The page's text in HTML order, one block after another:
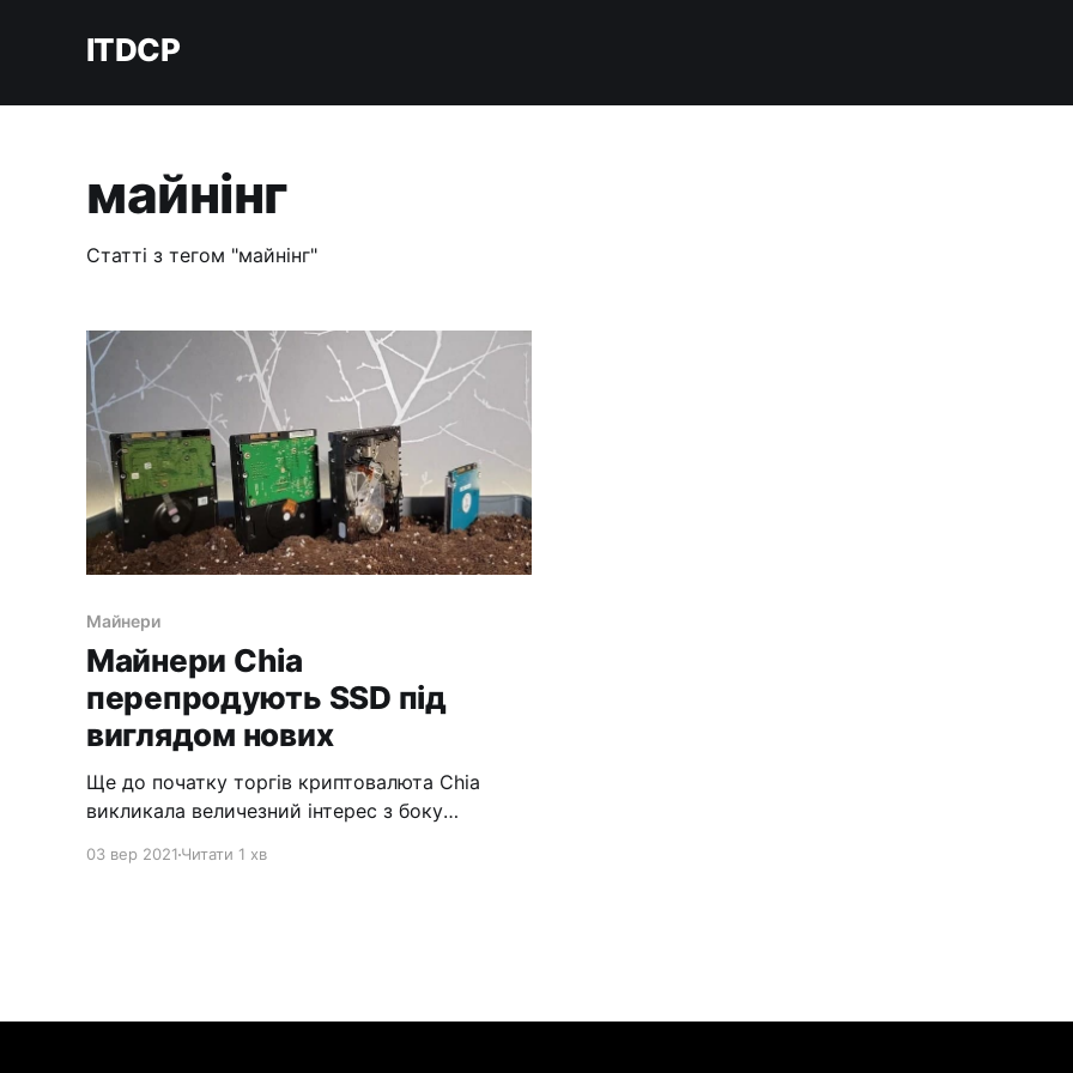
ITDCP
майнінг
Статті з тегом "майнінг"
Майнери
Майнери Chia
перепродують SSD під
виглядом нових
Ще до початку торгів криптовалюта Chia
викликала величезний інтерес з боку
жорстких дисків. За останні три місяці
03 вер 2021 Читати 1 хв